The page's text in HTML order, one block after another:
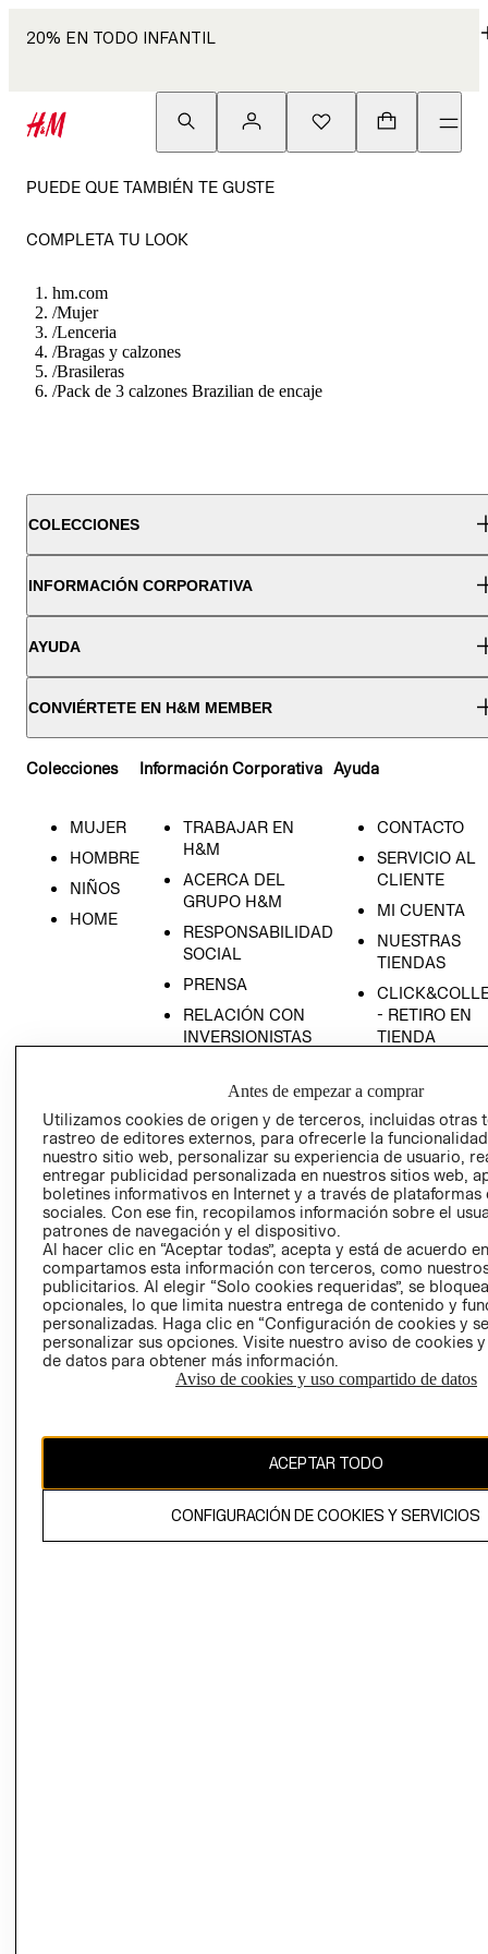
20% EN TODO INFANTIL
PUEDE QUE TAMBIÉN TE GUSTE
COMPLETA TU LOOK
hm.com
/Mujer
/Lenceria
/Bragas y calzones
/Brasileras
/Pack de 3 calzones Brazilian de encaje
COLECCIONES
INFORMACIÓN CORPORATIVA
AYUDA
CONVIÉRTETE EN H&M MEMBER
Colecciones
MUJER
HOMBRE
NIÑOS
HOME
Información Corporativa
TRABAJAR EN
H&M
ACERCA DEL
GRUPO H&M
RESPONSABILIDAD
SOCIAL
PRENSA
RELACIÓN CON
INVERSIONISTAS
EMPRESARIAL
Ayuda
CONTACTO
SERVICIO AL
CLIENTE
MI CUENTA
NUESTRAS
TIENDAS
- RETIRO EN
TIENDA
CONDICIONES
AVISO DE
PRIVACIDAD
GIFT CARD
AVISO DE
COOKIES
El contenido de esta página web está protegido por copyright y es
Antes de empezar a comprar
Utilizamos cookies de origen y de terceros, incluidas otras
rastreo de editores externos, para ofrecerle la
nuestro sitio web, personalizar su experiencia de usuario,
entregar publicidad personalizada en nuestros sitios web,
boletines informativos en Internet y a través de plataformas
sociales. Con ese fin, recopilamos información sobre el
patrones de navegación y el dispositivo.
Al hacer clic en “Aceptar todas”, acepta y está de acuerdo
compartamos esta información con terceros, como
publicitarios. Al elegir “Solo cookies requeridas”, se
opcionales, lo que limita nuestra entrega de contenido y
personalizadas. Haga clic en “Configuración de cookies y
personalizar sus opciones. Visite nuestro aviso de cookies
de datos para obtener más información.
Aviso de cookies y uso compartido de datos
ACEPTAR TODO
CONFIGURACIÓN DE COOKIES Y SERVICIOS